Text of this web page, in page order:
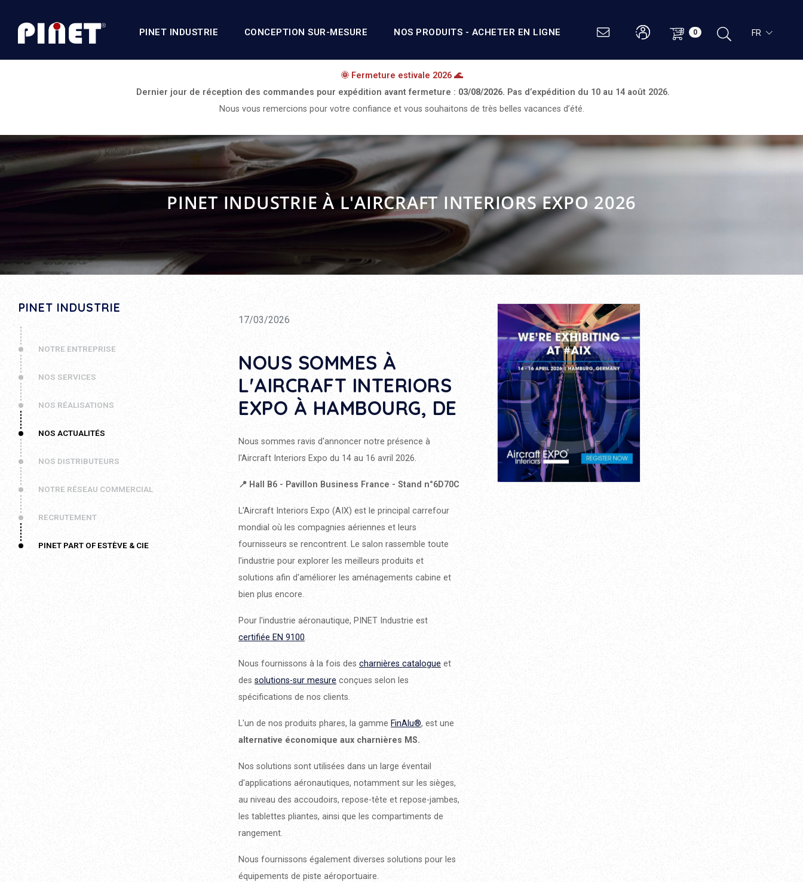
PINET INDUSTRIE CONCEPTION SUR-MESURE NOS PRODUITS - ACHETER EN LIGNE 0 FR
🌞 Fermeture estivale 2026 🌊
Dernier jour de réception des commandes pour expédition avant fermeture : 03/08/2026. Pas d’expédition du 10 au 14 août 2026.
Nous vous remercions pour votre confiance et vous souhaitons de très belles vacances d’été.
PINET INDUSTRIE À L'AIRCRAFT INTERIORS EXPO 2026
PINET INDUSTRIE
NOTRE ENTREPRISE
NOS SERVICES
NOS RÉALISATIONS
NOS ACTUALITÉS
NOS DISTRIBUTEURS
NOTRE RÉSEAU COMMERCIAL
RECRUTEMENT
PINET PART OF ESTÈVE & CIE
17/03/2026
NOUS SOMMES À
L'AIRCRAFT INTERIORS
EXPO À HAMBOURG, DE
Nous sommes ravis d'annoncer notre présence à
l'Aircraft Interiors Expo du 14 au 16 avril 2026.
📍 Hall B6 - Pavillon Business France - Stand n°6D70C
L'Aircraft Interiors Expo (AIX) est le principal carrefour
mondial où les compagnies aériennes et leurs
fournisseurs se rencontrent. Le salon rassemble toute
l'industrie pour explorer les meilleurs produits et
solutions afin d'améliorer les aménagements cabine et
bien plus encore.
Pour l'industrie aéronautique, PINET Industrie est
certifiée EN 9100.
Nous fournissons à la fois des charnières catalogue et
des solutions-sur mesure conçues selon les
spécifications de nos clients.
L'un de nos produits phares, la gamme FinAlu®, est une
alternative économique aux charnières MS.
Nos solutions sont utilisées dans un large éventail
d'applications aéronautiques, notamment sur les sièges,
au niveau des accoudoirs, repose-tête et repose-jambes,
les tablettes pliantes, ainsi que les compartiments de
rangement.
Nous fournissons également diverses solutions pour les
équipements de piste aéroportuaire.